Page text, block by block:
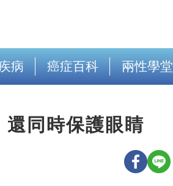
病 癌症百科 兩性學堂
還同時保護眼睛